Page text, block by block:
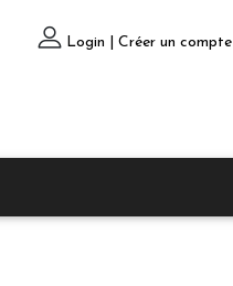
Login | Créer un compte